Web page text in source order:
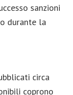
sanzioni
durante la
circa
coprono